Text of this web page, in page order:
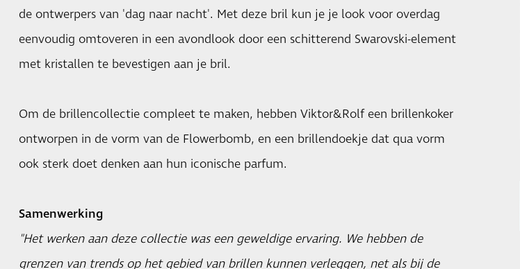
de ontwerpers van 'dag naar nacht'. Met deze bril kun je je look voor overdag
eenvoudig omtoveren in een avondlook door een schitterend Swarovski-element
met kristallen te bevestigen aan je bril.
Om de brillencollectie compleet te maken, hebben Viktor&Rolf een brillenkoker
ontworpen in de vorm van de Flowerbomb, en een brillendoekje dat qua vorm
ook sterk doet denken aan hun iconische parfum.
Samenwerking
"Het werken aan deze collectie was een geweldige ervaring. We hebben de
grenzen van trends op het gebied van brillen kunnen verleggen, net als bij de